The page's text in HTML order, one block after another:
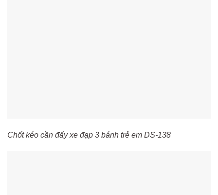
Chốt kéo cần đẩy xe đạp 3 bánh trẻ em DS-138